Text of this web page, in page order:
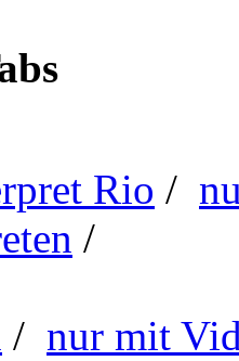
Rio /
/
/ nur mit